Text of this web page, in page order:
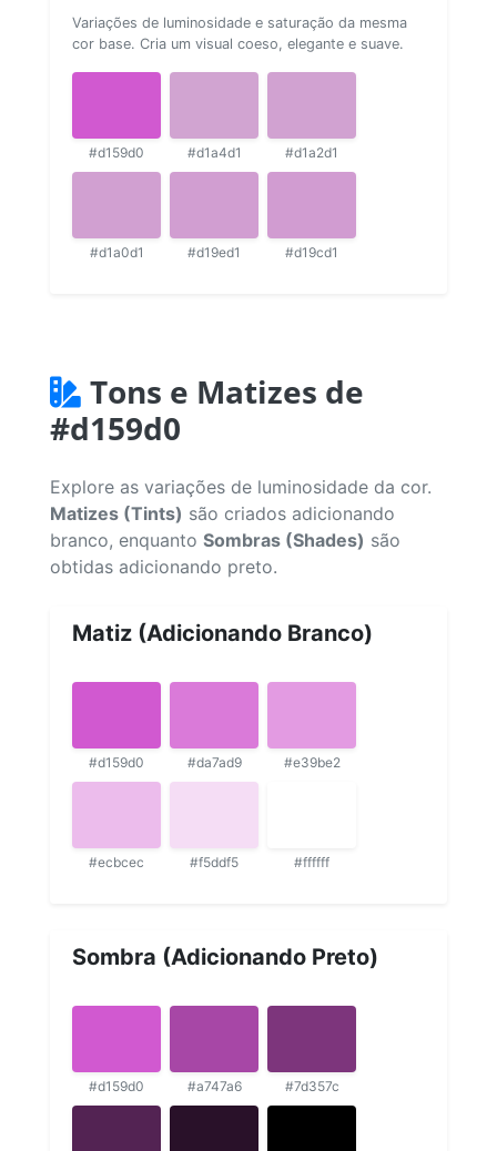
Variações de luminosidade e saturação da mesma
cor base. Cria um visual coeso, elegante e suave.
#d159d0 #d1a4d1 #d1a2d1
#d1a0d1 #d19ed1 #d19cd1
Tons e Matizes de
#d159d0
Explore as variações de luminosidade da cor.
Matizes (Tints) são criados adicionando
branco, enquanto Sombras (Shades) são
obtidas adicionando preto.
Matiz (Adicionando Branco)
#d159d0 #da7ad9 #e39be2
#ecbcec #f5ddf5 #ffffff
Sombra (Adicionando Preto)
#d159d0 #a747a6 #7d357c